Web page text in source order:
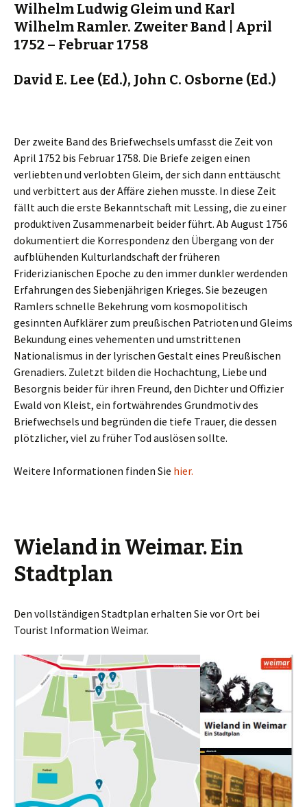
Wilhelm Ludwig Gleim und Karl
Wilhelm Ramler. Zweiter Band | April
1752 – Februar 1758
David E. Lee (Ed.), John C. Osborne (Ed.)
Der zweite Band des Briefwechsels umfasst die Zeit von
April 1752 bis Februar 1758. Die Briefe zeigen einen
verliebten und verlobten Gleim, der sich dann enttäuscht
und verbittert aus der Affäre ziehen musste. In diese Zeit
fällt auch die erste Bekanntschaft mit Lessing, die zu einer
produktiven Zusammenarbeit beider führt. Ab August 1756
dokumentiert die Korrespondenz den Übergang von der
aufblühenden Kulturlandschaft der früheren
Friderizianischen Epoche zu den immer dunkler werdenden
Erfahrungen des Siebenjährigen Krieges. Sie bezeugen
Ramlers schnelle Bekehrung vom kosmopolitisch
gesinnten Aufklärer zum preußischen Patrioten und Gleims
Bekundung eines vehementen und umstrittenen
Nationalismus in der lyrischen Gestalt eines Preußischen
Grenadiers. Zuletzt bilden die Hochachtung, Liebe und
Besorgnis beider für ihren Freund, den Dichter und Offizier
Ewald von Kleist, ein fortwährendes Grundmotiv des
Briefwechsels und begründen die tiefe Trauer, die dessen
plötzlicher, viel zu früher Tod auslösen sollte.
Weitere Informationen finden Sie hier.
Wieland in Weimar. Ein
Stadtplan
Den vollständigen Stadtplan erhalten Sie vor Ort bei
Tourist Information Weimar.